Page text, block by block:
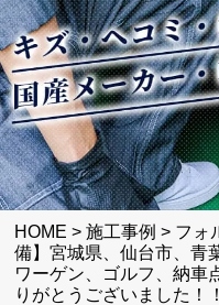
HOME >施工事例 > フォ
備】宮城県、仙台市、青
ワーゲン、ゴルフ、納車
りがとうございました！！